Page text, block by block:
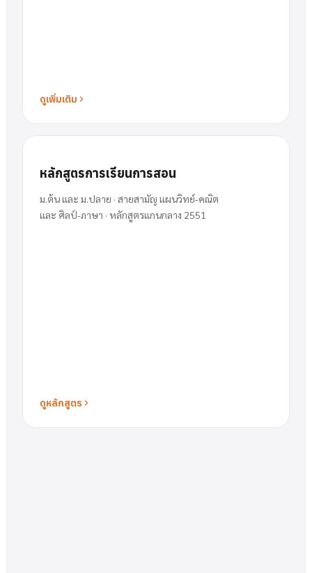
ดูเพิ่มเติม
หลักสูตรการเรียนการสอน
ม.ต้น และ ม.ปลาย · สายสามัญ แผนวิทย์-คณิต
และ ศิลป์-ภาษา · หลักสูตรแกนกลาง 2551
ดูหลักสูตร